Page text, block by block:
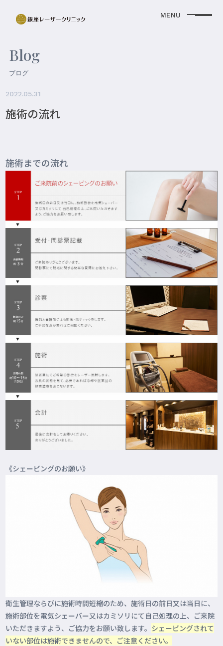
Blog
ブログ
2022.05.31
施術の流れ
施術までの流れ
《シェービングのお願い》
衛生管理ならびに施術時間短縮のため、施術日の前日又は当日に、
施術部位を電気シェーバー又はカミソリにて自己処理の上、ご来院
いただきますよう、ご協力をお願い致します。 シェービングされて
いない部位は施術できませんので、ご注意ください。